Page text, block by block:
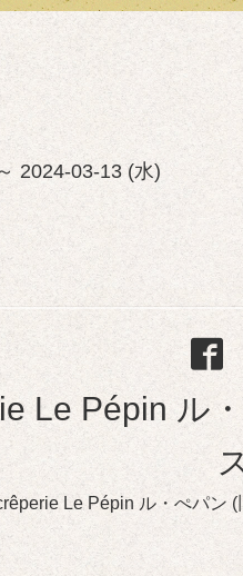
2024-03-13 (水)
Le Pépin ル
Le Pépin ル・ぺパン